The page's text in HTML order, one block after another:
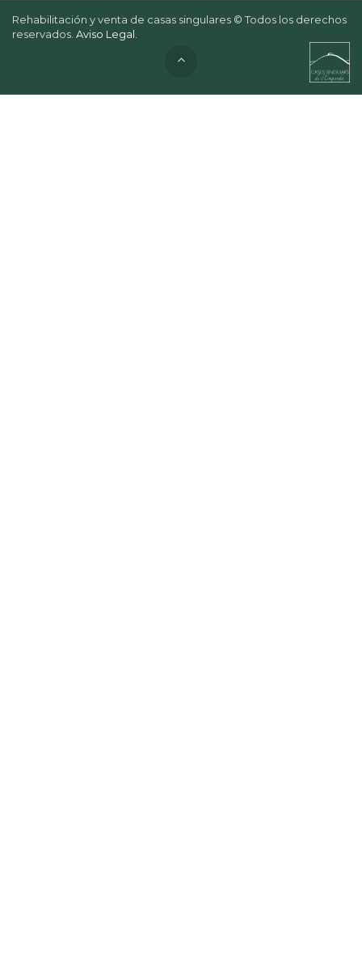
Rehabilitación y venta de casas singulares © Todos los derechos
reservados. Aviso Legal